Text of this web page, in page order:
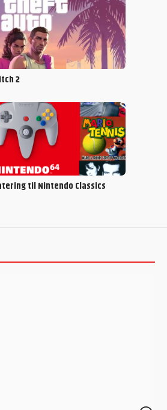
2
til Nintendo Classics